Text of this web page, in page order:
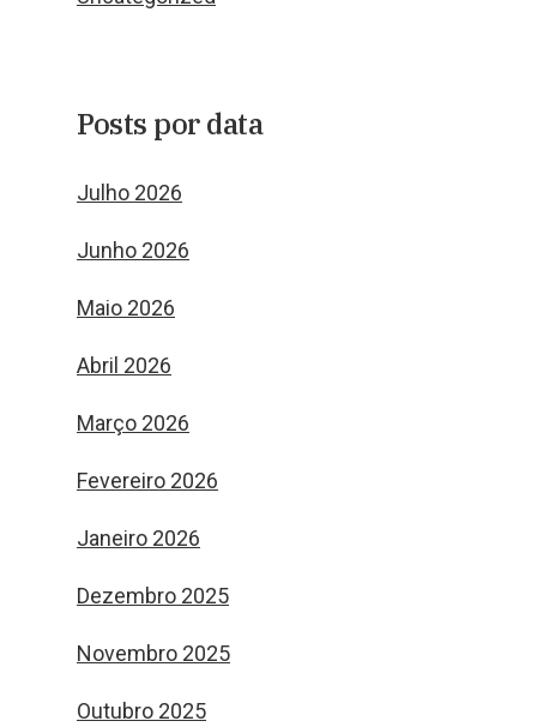
Posts por data
Julho 2026
Junho 2026
Maio 2026
Abril 2026
Março 2026
Fevereiro 2026
Janeiro 2026
Dezembro 2025
Novembro 2025
Outubro 2025